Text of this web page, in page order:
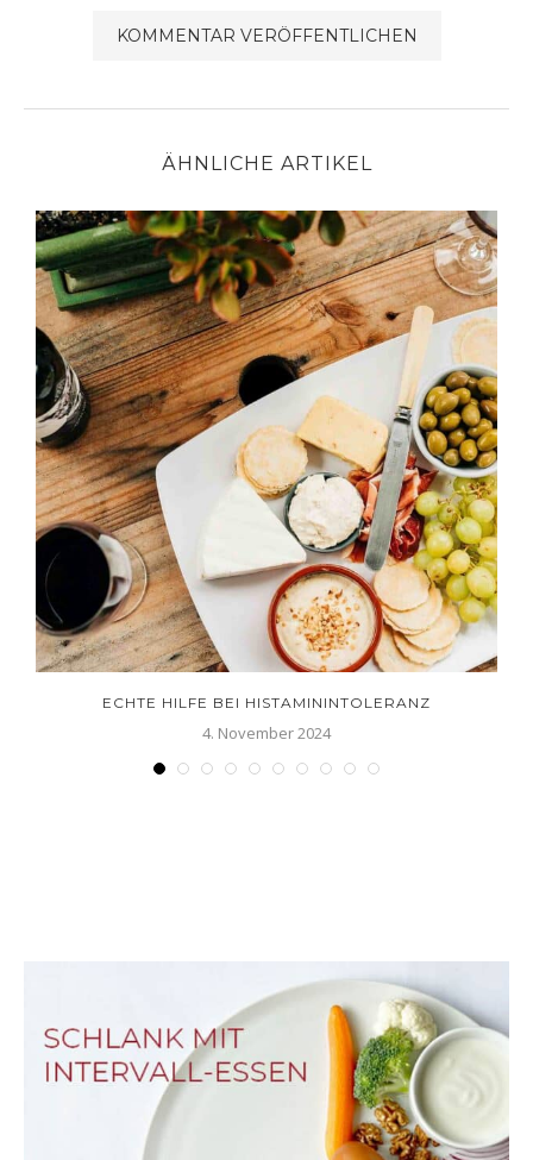
ÄHNLICHE ARTIKEL
ECHTE HILFE BEI HISTAMININTOLERANZ
4. November 2024